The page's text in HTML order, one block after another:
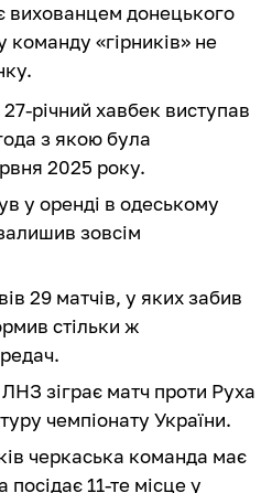
вихованцем донецького
«‎гірників» не
річний хавбек виступав
з якою була
2025 року.
у оренді в одеському
зовсім
29 матчів, у яких забив
стільки ж
зіграє матч проти Руха
чемпіонату України.
черкаська команда має
посідає 11-те місце у